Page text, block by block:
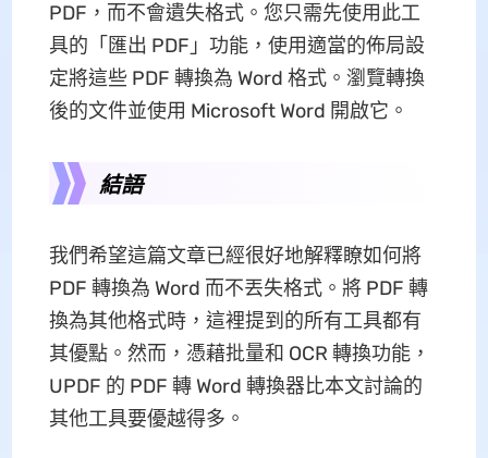
PDF，而不會遺失格式。您只需先使用此工
具的「匯出 PDF」功能，使用適當的佈局設
定將這些 PDF 轉換為 Word 格式。瀏覽轉換
後的文件並使用 Microsoft Word 開啟它。
結語
我們希望這篇文章已經很好地解釋瞭如何將
PDF 轉換為 Word 而不丟失格式。將 PDF 轉
換為其他格式時，這裡提到的所有工具都有
其優點。然而，憑藉批量和 OCR 轉換功能，
UPDF 的 PDF 轉 Word 轉換器比本文討論的
其他工具要優越得多。